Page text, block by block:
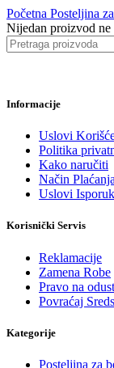
Početna Posteljina
Nijedan proizvod
Informacije
Uslovi
Politika
Kako naručiti
Način Plaćanja
Uslovi
Korisnički Servis
Reklamacije
Zamena Robe
Pravo na
Povraćaj
Kategorije
Posteljina za